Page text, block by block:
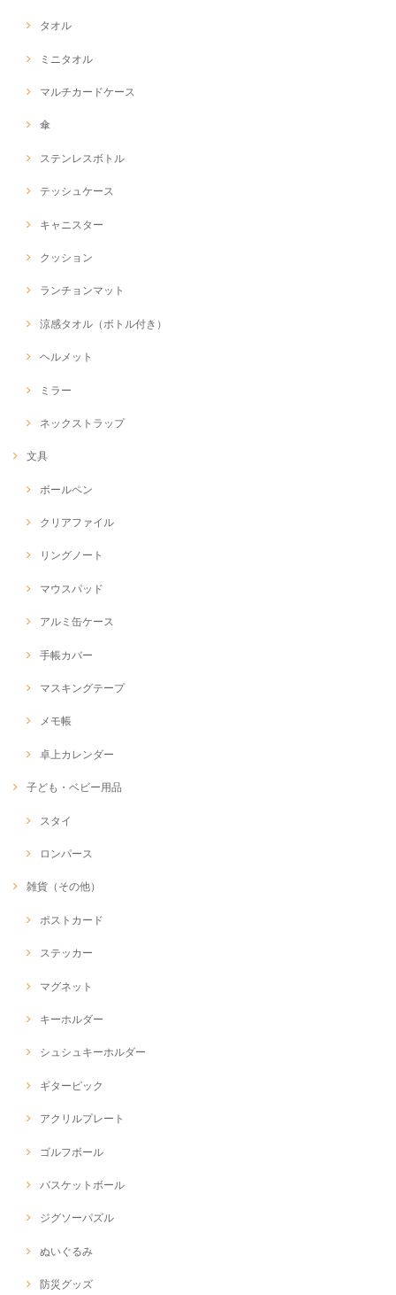
タオル
ミニタオル
マルチカードケース
傘
ステンレスボトル
テッシュケース
キャニスター
クッション
ランチョンマット
涼感タオル（ボトル付き）
ヘルメット
ミラー
ネックストラップ
文具
ボールペン
クリアファイル
リングノート
マウスパッド
アルミ缶ケース
手帳カバー
マスキングテープ
メモ帳
卓上カレンダー
子ども・ベビー用品
スタイ
ロンパース
雑貨（その他）
ポストカード
ステッカー
マグネット
キーホルダー
シュシュキーホルダー
ギターピック
アクリルプレート
ゴルフボール
バスケットボール
ジグソーパズル
ぬいぐるみ
防災グッズ